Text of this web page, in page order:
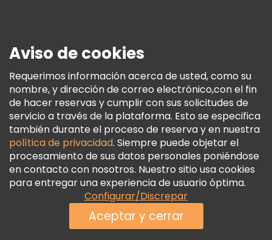
Términos E Información Legal
Política De Cookies
Freetour Premios
Programa De Fidelidad
Aviso de cookies
Requerimos información acerca de usted, como su
nombre, y dirección de correo electrónico,con el fin
de hacer reservas y cumplir con sus solicitudes de
servicio a través de la plataforma. Esto se especifica
también durante el proceso de reserva y en nuestra
política de privacidad. Siempre puede objetar el
procesamiento de sus datos personales poniéndose
en contacto con nosotros. Nuestro sitio usa cookies
para entregar una experiencia de usuario óptima.
Configurar/Discrepar
Aceptar y cerrar